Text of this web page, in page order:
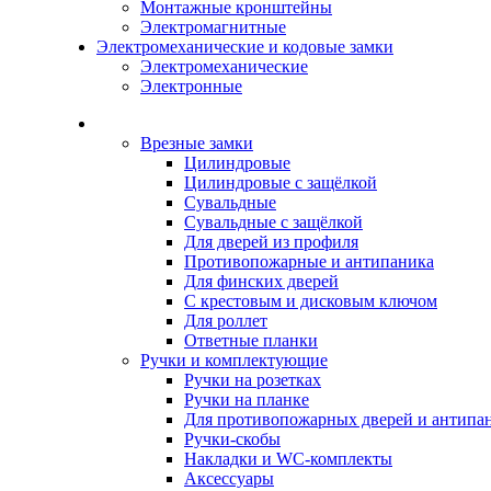
Монтажные кронштейны
Электромагнитные
Электромеханические и кодовые замки
Электромеханические
Электронные
Врезные замки
Цилиндровые
Цилиндровые с защёлкой
Сувальдные
Сувальдные с защёлкой
Для дверей из профиля
Противопожарные и антипаника
Для финских дверей
С крестовым и дисковым ключом
Для роллет
Ответные планки
Ручки и комплектующие
Ручки на розетках
Ручки на планке
Для противопожарных дверей и
Ручки-скобы
Накладки и WC-комплекты
Аксессуары